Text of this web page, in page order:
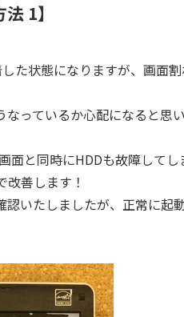
1】
た状態になりますが、画面
っているか心配になると思
と同時にHDDも故障してし
善します！
いたしましたが、正常に起